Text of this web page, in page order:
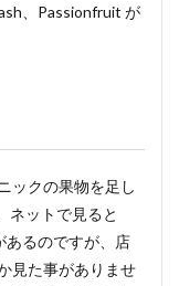
、Passionfruit が
ックの果物を足し
ネットで見ると
あるのですが、店
見た事がありませ